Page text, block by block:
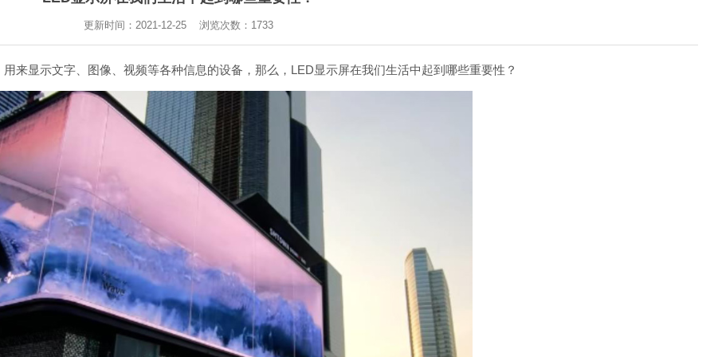
更新时间：2021-12-25 浏览次数： 1733
来显示文字、图像、视频等各种信息的设备，那么，LED显示屏在我们生活中起到哪些重要性？